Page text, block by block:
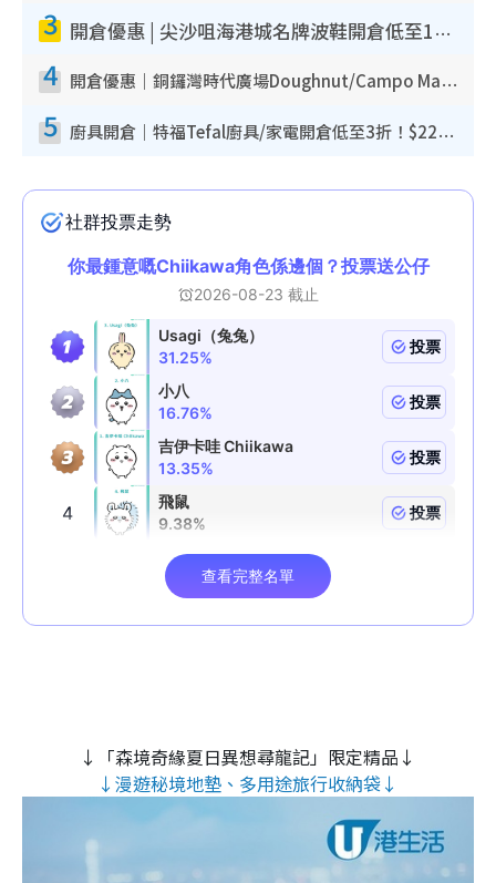
3 開倉優惠 | 尖沙咀海港城名牌波鞋開倉低至1折！On鞋$899起／Joy&Peace鞋履$98起
4 開倉優惠｜銅鑼灣時代廣場Doughnut/Campo Marzio開倉低至1折！背囊、書包、手袋劈價$200起
5 廚具開倉｜特福Tefal廚具/家電開倉低至3折！$220起買平底鍋/炒鑊/湯煲！電飯煲/吸塵機/燙斗$418起
↓「森境奇緣夏日異想尋龍記」限定精品↓
↓漫遊秘境地墊、多用途旅行收納袋↓